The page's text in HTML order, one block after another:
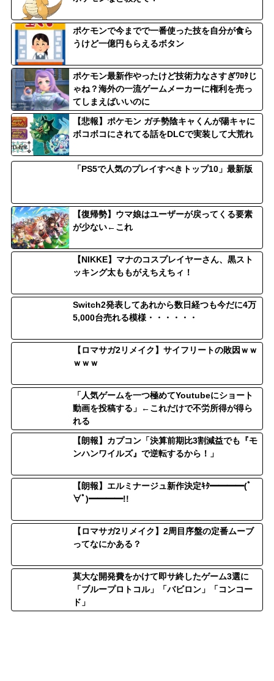
ポケモンで今までで一番使った技を自分が食ら
うけど一億円もらえるボタン
ポケモン最新作やったけど技術力なさすぎﾜﾛﾀじ
ゃね？海外の一流ゲームメーカーに権利を売っ
てしまえばいいのに
【悲報】ポケモン ガチ勢陰キャくんが陽キャに
ボコボコにされてる話をDLCで実装して大荒れ
「PS5で人気のプレイすべきトップ10」最新版
【復帰勢】ウマ娘はユーザーが戻ってくる要素
が少ない←これ
【NIKKE】マナのコスプレイヤーさん、黒スト
ッキング太ももがえちえちィ！
Switch2発表してあれから数日経つも今だに4万
5,000台売れる模様・・・・・・
【ロマサガ2リメイク】サイフリートの敗因ｗｗ
ｗｗｗ
「人気ゲームを一つ極めてYoutubeにショート
動画を投稿する」←これだけで不労所得が得ら
れる
【朗報】カプコン「決算前期比3割減益でも『モ
ンハンワイルズ』で逆転するから！」
【朗報】エルミナージュ新作決定ｷﾀ━━━━(ﾟ
∀ﾟ)━━━━!!
【ロマサガ2リメイク】2周目序盤の定番ムーブ
ってなにかある？
莫大な開発費をかけて即サ終したゲーム3選に
「ブループロトコル」「バビロン」「コンコー
ド」